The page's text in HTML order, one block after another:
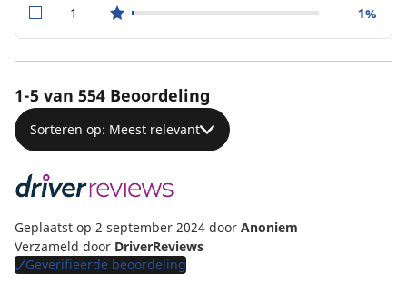
1star reviews 1%
1-5 van 554 Beoordeling
Sorteren op: Meest relevant
Geplaatst op 2 september 2024 door Anoniem
Verzameld door DriverReviews
Geverifieerde beoordeling